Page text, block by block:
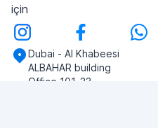
için
Dubai - Al Khabeesi
ALBAHAR building
Office 101-33